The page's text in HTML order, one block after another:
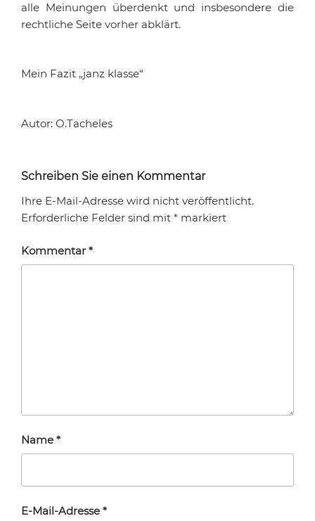
alle Meinungen überdenkt und insbesondere die
rechtliche Seite vorher abklärt.
Mein Fazit „janz klasse“
Autor: O.Tacheles
Schreiben Sie einen Kommentar
Ihre E-Mail-Adresse wird nicht veröffentlicht.
Erforderliche Felder sind mit * markiert
Kommentar *
Name *
E-Mail-Adresse *